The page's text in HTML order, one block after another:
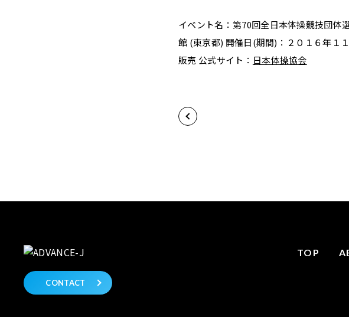
イベント名：第70回全日本体操競技団体
館 (東京都) 開催日(期間)：２０１６年１
販売 公式サイト： 日本体操協会
CONTACT
TOP